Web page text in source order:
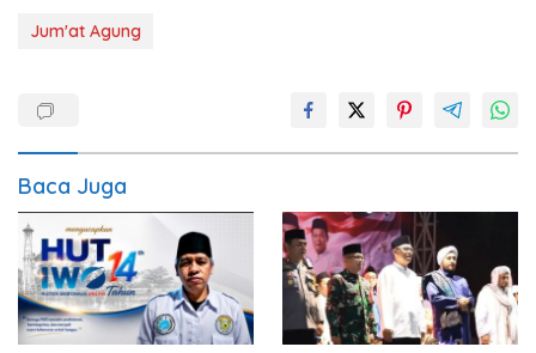
Jum'at Agung
Baca Juga